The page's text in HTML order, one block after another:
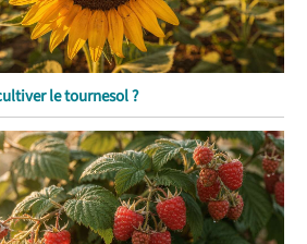
le tournesol ?